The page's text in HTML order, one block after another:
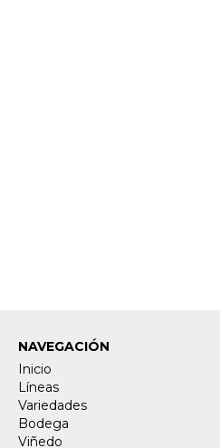
NAVEGACIÓN
Inicio
Líneas
Variedades
Bodega
Viñedo